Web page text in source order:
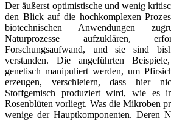
Der äußerst optimistische und wenig
den Blick auf die hochkomplexen
biotechnischen Anwendungen
Naturprozesse aufzuklären,
Forschungsaufwand, und sie sind
verstanden. Die angeführten
genetisch manipuliert werden, um
erzeugen, verschleiern, dass hier
Stoffgemisch produziert wird, wie es
Rosenblüten vorliegt. Was die Mikroben
wenige der Hauptkomponenten. Deren